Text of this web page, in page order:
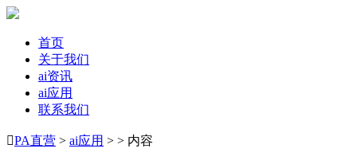
首页
关于我们
ai资讯
ai应用
联系我们
PA直营 > ai应用 > > 内容